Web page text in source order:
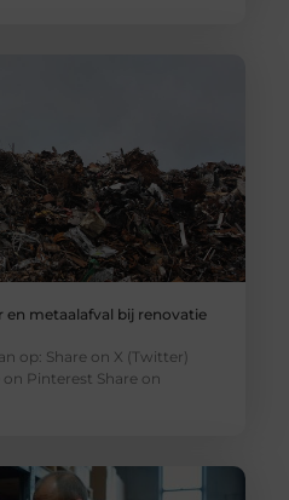
en metaalafval bij renovatie
op: Share on X (Twitter)
Pinterest Share on